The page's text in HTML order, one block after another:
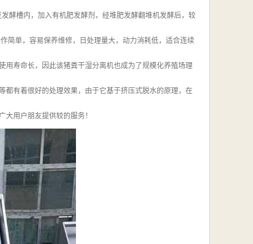
酵槽内，加入有机肥发酵剂，经堆肥发酵翻堆机发酵后，较
简单，容易保养维修，日处理量大，动力消耗低，适合连续
寿命长，因此该猪粪干湿分离机也成为了规模化养殖场理
都有着很好的处理效果，由于它基于挤压式脱水的原理，在
用户朋友提供较的服务！